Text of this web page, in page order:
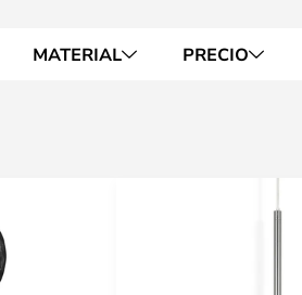
MATERIAL PRECIO